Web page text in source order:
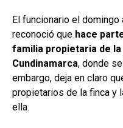
El funcionario el
reconoció que hace
familia propietaria de
Cundinamarca, donde
embargo, deja en claro
propietarios de la finca y
ella.